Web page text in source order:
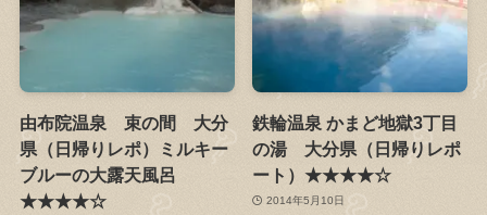
由布院温泉 束の間 大分
県（日帰りレポ）ミルキー
ブルーの大露天風呂
★★★★☆
鉄輪温泉 かまど地獄3丁目
の湯 大分県（日帰りレポ
ート）★★★★☆
2014年5月10日